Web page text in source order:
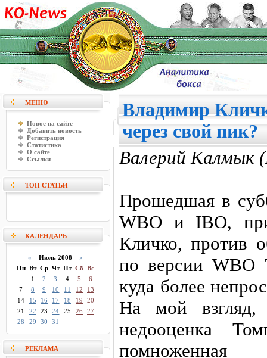
МЕНЮ
Новое на сайте
Добавить новость
Регистрация
Статистика
О сайте
Ссылки
ТОП СТАТЬИ
КАЛЕНДАРЬ
« Июль 2008 »
Пн Вт Ср Чт Пт Сб Вс
1
2 3 4 5
6
7
8 9 10 11 12
13
14
15 16 17 18 19
20
21
22 23 24 25 26 27
28
29 30 31
РЕКЛАМА
Владимир
через свой пик?
Валерий Калмык
Прошедшая в
WBO и IBO,
Кличко, против
по версии WBO
куда более
На мой взгляд,
недооценка